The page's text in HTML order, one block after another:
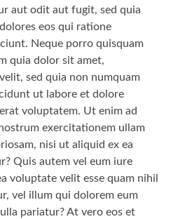
aut odit aut fugit, sed quia
eos qui ratione
Neque porro quisquam
quia dolor sit amet,
sed quia non numquam
ut labore et dolore
voluptatem. Ut enim ad
exercitationem ullam
nisi ut aliquid ex ea
Quis autem vel eum iure
voluptate velit esse quam nihil
vel illum qui dolorem eum
pariatur? At vero eos et